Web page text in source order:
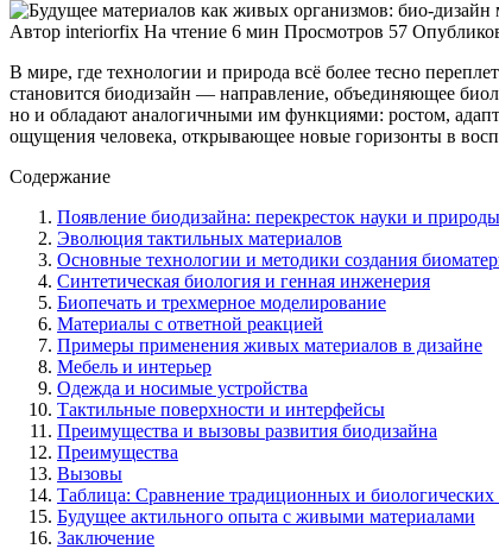
Автор interiorfix На чтение 6 мин Просмотров 57
В мире, где технологии и природа всё более тесно
становится биодизайн — направление, объединяющее
но и обладают аналогичными им функциями: ростом,
ощущения человека, открывающее новые горизонты в
Содержание
Появление биодизайна: перекресток науки и природы
Эволюция тактильных материалов
Основные технологии и методики создания
Синтетическая биология и генная инженерия
Биопечать и трехмерное моделирование
Материалы с ответной реакцией
Примеры применения живых материалов в дизайне
Мебель и интерьер
Одежда и носимые устройства
Тактильные поверхности и интерфейсы
Преимущества и вызовы развития биодизайна
Преимущества
Вызовы
Таблица: Сравнение традиционных и
Будущее актильного опыта с живыми материалами
Заключение